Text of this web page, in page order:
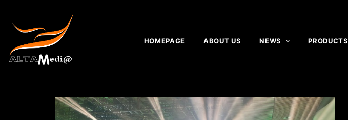
HOMEPAGE ABOUT US NEWS PRODUCTS